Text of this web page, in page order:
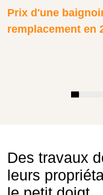
Prix d'une
remplacement en
Des travaux
leurs